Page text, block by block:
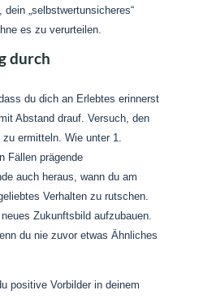
„selbstwertunsicheres“
es zu verurteilen.
durch
du dich an Erlebtes erinnerst
Abstand drauf. Versuch, den
ermitteln. Wie unter 1.
Fällen prägende
auch heraus, wann du am
Verhalten zu rutschen.
Zukunftsbild aufzubauen.
du nie zuvor etwas Ähnliches
positive Vorbilder in deinem